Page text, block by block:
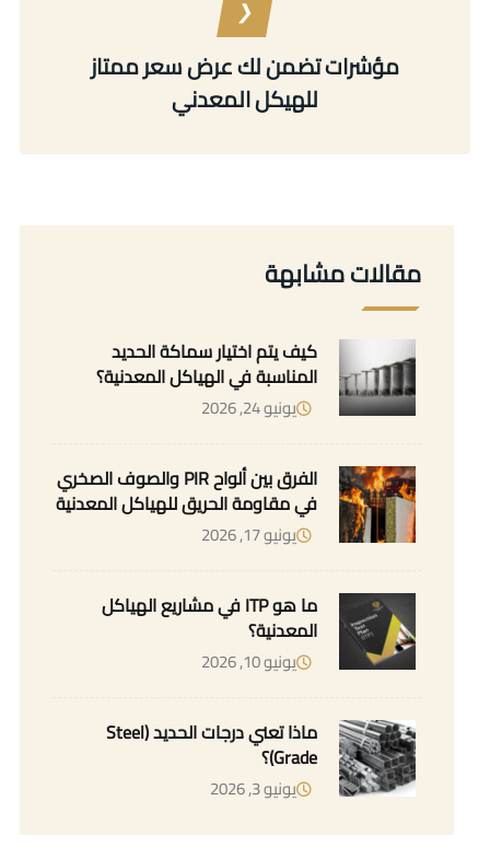
مؤشرات تضمن لك عرض سعر ممتاز
للهيكل المعدني
مقالات مشابهة
كيف يتم اختيار سماكة الحديد
المناسبة في الهياكل المعدنية؟
يونيو 24, 2026
الفرق بين ألواح PIR والصوف الصخري
في مقاومة الحريق للهياكل المعدنية
يونيو 17, 2026
ما هو ITP في مشاريع الهياكل
المعدنية؟
يونيو 10, 2026
ماذا تعني درجات الحديد (Steel
Grade)؟
يونيو 3, 2026